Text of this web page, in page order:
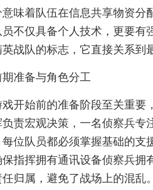
味着队伍在信息共享物资分
不仅具备个人技术，更要有
战队的标志，它直接关系到
期准备与角色分工
戏开始前的准备阶段至关重要
责宏观决策，一名侦察兵专
每位队员都必须掌握基础的
指挥拥有通讯设备侦察兵拥
归属，避免了战场上的混乱。